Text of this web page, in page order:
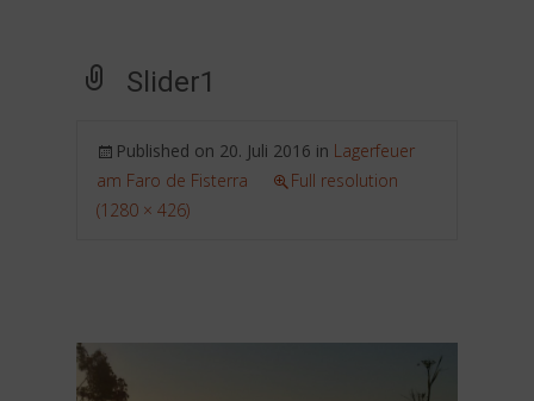
Slider1
Published on 20. Juli 2016 in Lagerfeuer
am Faro de Fisterra
Full resolution
(1280 × 426)